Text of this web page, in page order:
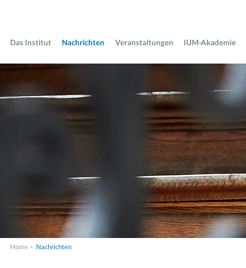
Das Institut Nachrichten Veranstaltungen IUM-Akademie
Home > Nachrichten